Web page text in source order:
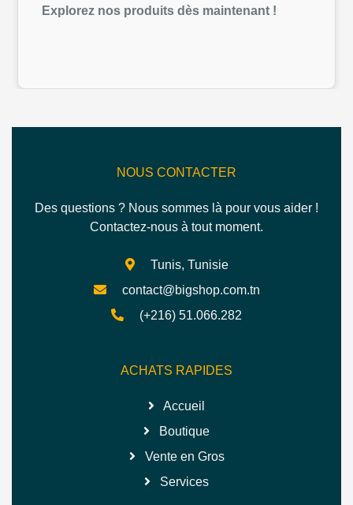
Explorez nos produits dès maintenant !
NOUS CONTACTER
Des questions ? Nous sommes là pour vous aider !
Contactez-nous à tout moment.
Tunis, Tunisie
contact@bigshop.com.tn
(+216) 51.066.282
ACHATS RAPIDES
Accueil
Boutique
Vente en Gros
Services